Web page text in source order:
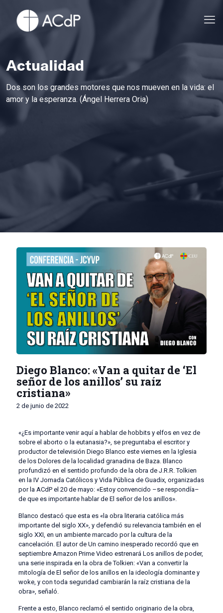
Actualidad
Dos son los grandes motores que nos mueven en la vida: el
amor y la esperanza. (Ángel Herrera Oria)
Diego Blanco: «Van a quitar de ‘El
señor de los anillos’ su raíz
cristiana»
2 de junio de 2022
«¿Es importante venir aquí a hablar de hobbits y elfos en vez de
sobre el aborto o la eutanasia?», se preguntaba el escritor y
productor de televisión Diego Blanco este viernes en la Iglesia
de los Dolores de la localidad granadina de Baza. Blanco
profundizó en el sentido profundo de la obra de J.R.R. Tolkien
en la IV Jornada Católicos y Vida Pública de Guadix, organizadas
por la ACdP el 20 de mayo: «Estoy convencido –se respondía–
de que es importante hablar de El señor de los anillos».
Blanco destacó que esta es «la obra literaria católica más
importante del siglo XX», y defendió su relevancia también en el
siglo XXI, en un ambiente marcado por la cultura de la
cancelación. El autor de Un camino inesperado recordó que en
septiembre Amazon Prime Video estrenará Los anillos de poder,
una serie inspirada en la obra de Tolkien: «Van a convertir la
mitología de El señor de los anillos en la ideología dominante y
woke, y con toda seguridad cambiarán la raíz cristiana de la
obra», señaló.
Frente a esto, Blanco reclamó el sentido originario de la obra,